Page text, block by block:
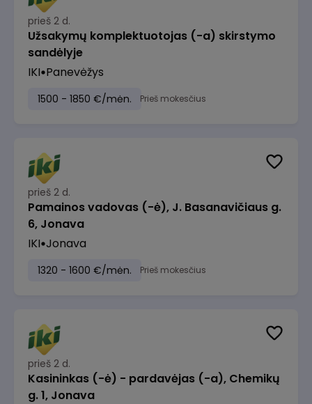
prieš 2 d.
Užsakymų komplektuotojas (-a) skirstymo
sandėlyje
IKI Panevėžys
1500 - 1850 €/mėn. Prieš mokesčius
prieš 2 d.
Pamainos vadovas (-ė), J. Basanavičiaus g.
6, Jonava
IKI Jonava
1320 - 1600 €/mėn. Prieš mokesčius
prieš 2 d.
Kasininkas (-ė) - pardavėjas (-a), Chemikų
g. 1, Jonava